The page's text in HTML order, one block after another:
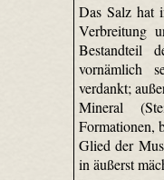
Das Salz hat
Verbreitung
Bestandteil
vornämlich
verdankt;
Mineral
Formationen,
Glied der
in äußerst